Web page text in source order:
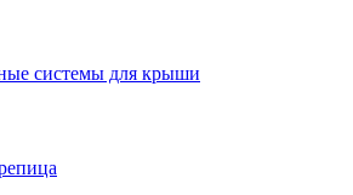
системы для крыши